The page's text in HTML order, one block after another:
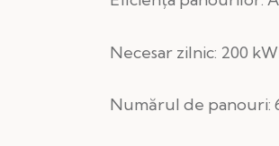
Necesar zilnic: 200
Numărul de panouri: